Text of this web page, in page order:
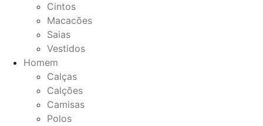
Cintos
Macacões
Saias
Vestidos
Homem
Calças
Calções
Camisas
Polos